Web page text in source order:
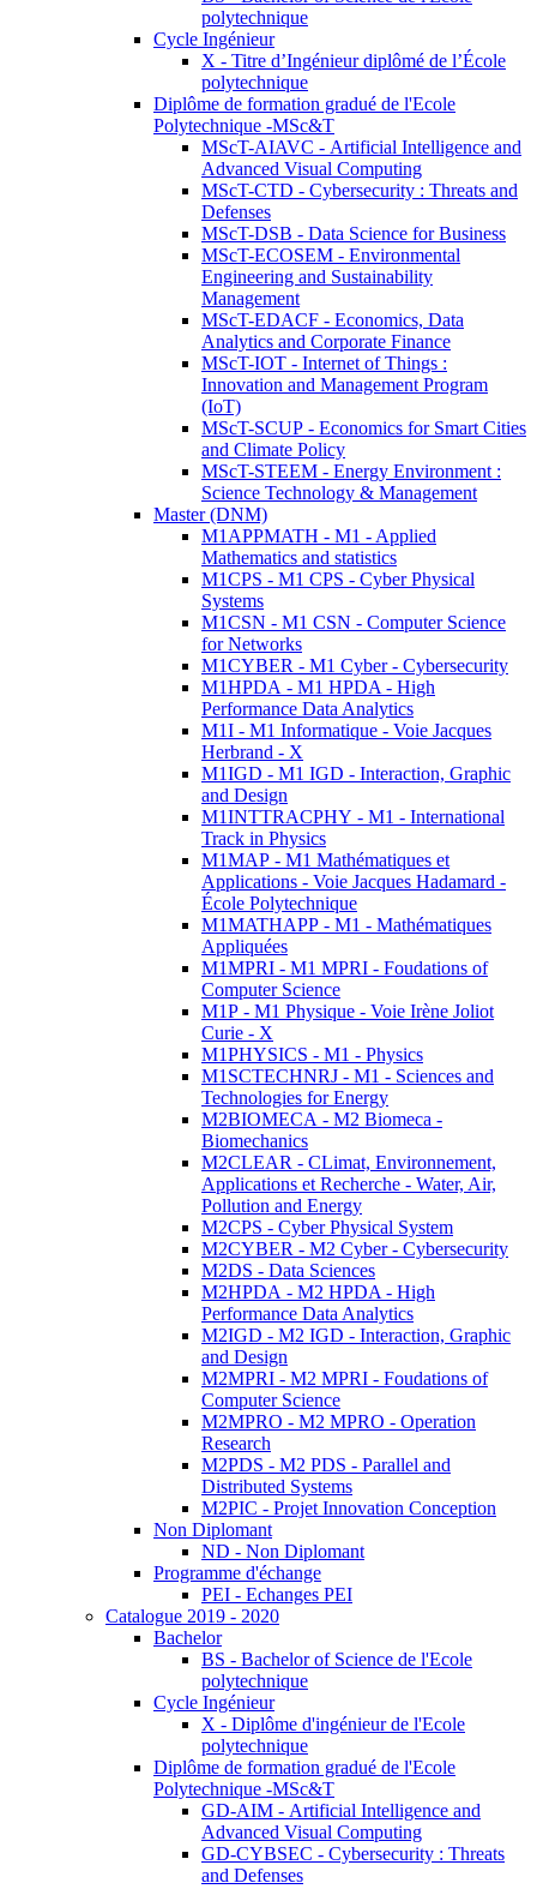
polytechnique
Cycle Ingénieur
X - Titre d’Ingénieur diplômé de l’École
polytechnique
Diplôme de formation gradué de l'Ecole
Polytechnique -MSc&T
MScT-AIAVC - Artificial Intelligence and
Advanced Visual Computing
MScT-CTD - Cybersecurity : Threats and
Defenses
MScT-DSB - Data Science for Business
MScT-ECOSEM - Environmental
Engineering and Sustainability
Management
MScT-EDACF - Economics, Data
Analytics and Corporate Finance
MScT-IOT - Internet of Things :
Innovation and Management Program
(IoT)
MScT-SCUP - Economics for Smart Cities
and Climate Policy
MScT-STEEM - Energy Environment :
Science Technology & Management
Master (DNM)
M1APPMATH - M1 - Applied
Mathematics and statistics
M1CPS - M1 CPS - Cyber Physical
Systems
M1CSN - M1 CSN - Computer Science
for Networks
M1CYBER - M1 Cyber - Cybersecurity
M1HPDA - M1 HPDA - High
Performance Data Analytics
M1I - M1 Informatique - Voie Jacques
Herbrand - X
M1IGD - M1 IGD - Interaction, Graphic
and Design
M1INTTRACPHY - M1 - International
Track in Physics
M1MAP - M1 Mathématiques et
Applications - Voie Jacques Hadamard -
École Polytechnique
M1MATHAPP - M1 - Mathématiques
Appliquées
M1MPRI - M1 MPRI - Foudations of
Computer Science
M1P - M1 Physique - Voie Irène Joliot
Curie - X
M1PHYSICS - M1 - Physics
M1SCTECHNRJ - M1 - Sciences and
Technologies for Energy
M2BIOMECA - M2 Biomeca -
Biomechanics
M2CLEAR - CLimat, Environnement,
Applications et Recherche - Water, Air,
Pollution and Energy
M2CPS - Cyber Physical System
M2CYBER - M2 Cyber - Cybersecurity
M2DS - Data Sciences
M2HPDA - M2 HPDA - High
Performance Data Analytics
M2IGD - M2 IGD - Interaction, Graphic
and Design
M2MPRI - M2 MPRI - Foudations of
Computer Science
M2MPRO - M2 MPRO - Operation
Research
M2PDS - M2 PDS - Parallel and
Distributed Systems
M2PIC - Projet Innovation Conception
Non Diplomant
ND - Non Diplomant
Programme d'échange
PEI - Echanges PEI
Catalogue 2019 - 2020
Bachelor
BS - Bachelor of Science de l'Ecole
polytechnique
Cycle Ingénieur
X - Diplôme d'ingénieur de l'Ecole
polytechnique
Diplôme de formation gradué de l'Ecole
Polytechnique -MSc&T
GD-AIM - Artificial Intelligence and
Advanced Visual Computing
GD-CYBSEC - Cybersecurity : Threats
and Defenses